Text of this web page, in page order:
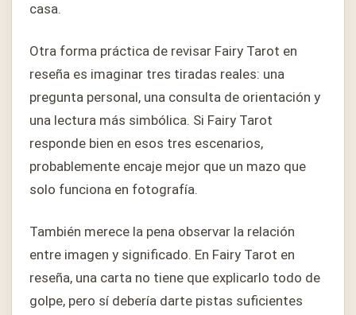
casa.
Otra forma práctica de revisar Fairy Tarot en
reseña es imaginar tres tiradas reales: una
pregunta personal, una consulta de orientación y
una lectura más simbólica. Si Fairy Tarot
responde bien en esos tres escenarios,
probablemente encaje mejor que un mazo que
solo funciona en fotografía.
También merece la pena observar la relación
entre imagen y significado. En Fairy Tarot en
reseña, una carta no tiene que explicarlo todo de
golpe, pero sí debería darte pistas suficientes